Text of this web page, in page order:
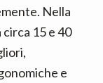
Nella
15 e 40
e